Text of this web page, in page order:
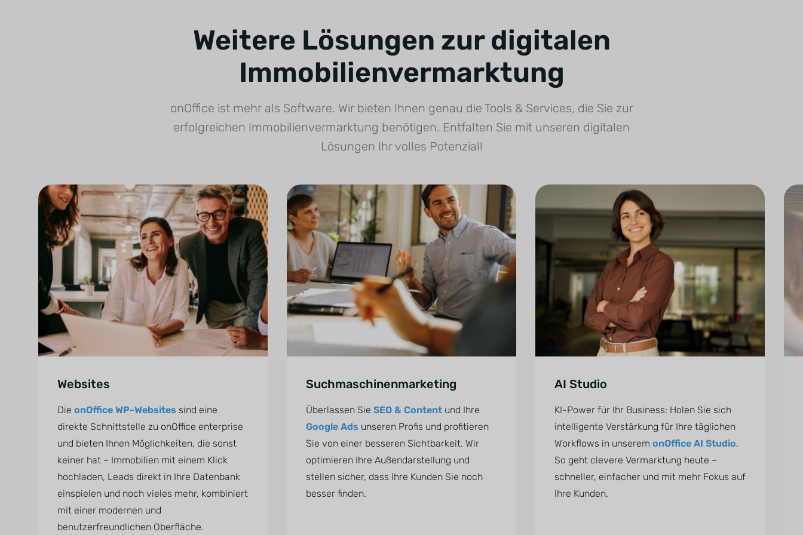
Weitere Lösungen zur digitalen
Immobilienvermarktung
onOffice ist mehr als Software. Wir bieten Ihnen genau die Tools & Services, die Sie zur
erfolgreichen Immobilienvermarktung benötigen. Entfalten Sie mit unseren digitalen
Lösungen Ihr volles Potenzial!
Websites
Die onOffice WP-Websites sind eine
direkte Schnittstelle zu onOffice enterprise
und bieten Ihnen Möglichkeiten, die sonst
keiner hat – Immobilien mit einem Klick
hochladen, Leads direkt in Ihre Datenbank
einspielen und noch vieles mehr, kombiniert
mit einer modernen und
benutzerfreundlichen Oberfläche.
Suchmaschinenmarketing
Überlassen Sie SEO & Content und Ihre
Google Ads unseren Profis und profitieren
Sie von einer besseren Sichtbarkeit. Wir
optimieren Ihre Außendarstellung und
stellen sicher, dass Ihre Kunden Sie noch
besser finden.
AI Studio
KI-Power für Ihr Business: Holen Sie sich
intelligente Verstärkung für Ihre täglichen
Workflows in unserem onOffice AI Studio.
So geht clevere Vermarktung heute –
schneller, einfacher und mit mehr Fokus auf
Ihre Kunden.